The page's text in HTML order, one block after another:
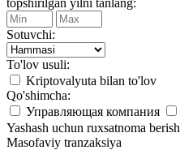
topshirilgan yilni tanlang:
Sotuvchi:
To'lov usuli:
Kriptovalyuta bilan to'lov
Qo'shimcha:
Управляющая компания
Yashash uchun ruxsatnoma berish
Masofaviy tranzaksiya